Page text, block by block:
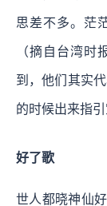
思差不多。茫
（摘自台湾时
到，他们其实
的时候出来指
好了歌
世人都晓神仙